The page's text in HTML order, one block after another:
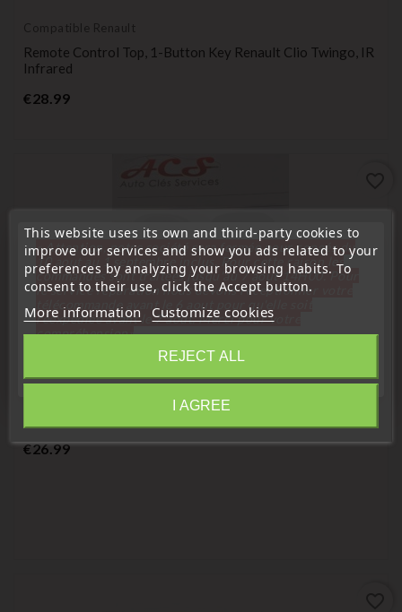
Compatible Renault
Remote Control Top, 1-Button Key Renault Clio Twingo, IR
Infrared
€28.99Price
Compatible Renault
1-Button Remote Control Case Renault Clio Twingo With
€26.99Price
This website uses its own and third-party cookies to
improve our services and show you ads related to your
preferences by analyzing your browsing habits. To
consent to their use, click the Accept button.
More information Customize cookies
REJECT ALL
I AGREE
« Attention, notre société sera fermée pour congés du
10 aout au 1 septembre inclus. Pour cette raison les
commandes sont traitées jusqu'au 7 aout 14H00. Pour
le service réparation nous devons réceptionner votre
télécommande avant le 6 aout pour qu'elle soit
réexpédiée avant le 7 aout. Merci pour votre
compréhension»
Close
Information